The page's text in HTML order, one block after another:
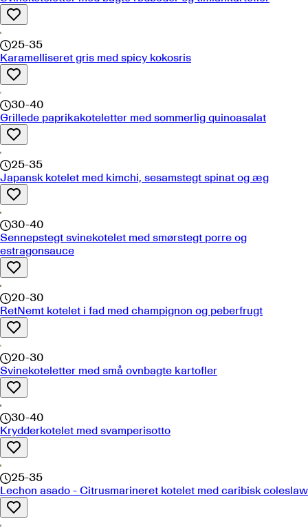
25-35
Karamelliseret gris med spicy kokosris
30-40
Grillede paprikakoteletter med sommerlig quinoasalat
25-35
Japansk kotelet med kimchi, sesamstegt spinat og æg
30-40
Sennepstegt svinekotelet med smørstegt porre og
estragonsauce
20-30
RetNemt kotelet i fad med champignon og peberfrugt
20-30
Svinekoteletter med små ovnbagte kartofler
30-40
Krydderkotelet med svamperisotto
25-35
Lechon asado - Citrusmarineret kotelet med caribisk coleslaw